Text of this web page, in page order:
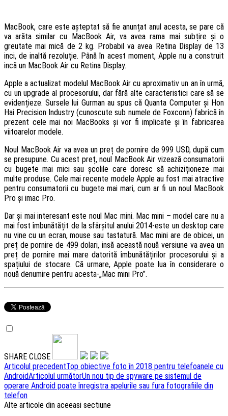
MacBook, care este așteptat să fie anunțat anul acesta, se pare că
va arăta similar cu MacBook Air, va avea rama mai subțire și o
greutate mai mică de 2 kg. Probabil va avea Retina Display de 13
inci, de inaltă rezoluție. Până în acest moment, Apple nu a construit
incă un MacBook Air cu Retina Display.
Apple a actualizat modelul MacBook Air cu aproximativ un an în urmă,
cu un upgrade al procesorului, dar fără alte caracteristici care să se
evidențieze. Sursele lui Gurman au spus că Quanta Computer și Hon
Hai Precision Industry (cunoscute sub numele de Foxconn) fabrică în
prezent cele mai noi MacBooks și vor fi implicate și în fabricarea
viitoarelor modele.
Noul MacBook Air va avea un preț de pornire de 999 USD, după cum
se presupune. Cu acest preț, noul MacBook Air vizează consumatorii
cu bugete mai mici sau școlile care doresc să achiziționeze mai
multe produse. Cele mai recente modele Apple au fost mai atractive
pentru consumatorii cu bugete mai mari, cum ar fi un noul MacBook
Pro și imac Pro.
Dar și mai interesant este noul Mac mini. Mac mini – model care nu a
mai fost îmbunătățit de la sfârșitul anului 2014-este un desktop care
nu vine cu un ecran, mouse sau tastatură. Mac mini are de obicei, un
preț de pornire de 499 dolari, insă această nouă versiune va avea un
preț de pornire mai mare datorită îmbunătățirilor procesorului și a
spațiului de stocare. Că urmare, Apple poate lua în considerare o
nouă denumire pentru acesta-„Mac mini Pro”.
SHARE CLOSE
Navigare
articole
Articolul precedentTop obiective foto în 2018 pentru telefoanele cu
AndroidArticolul următorUn nou tip de spyware pe sistemul de
operare Android poate înregistra apelurile sau fura fotografiile din
telefon
Alte articole din aceeasi sectiune